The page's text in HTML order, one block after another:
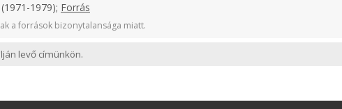
1979); Forrás
a források bizonytalansága miatt.
levő címünkön.